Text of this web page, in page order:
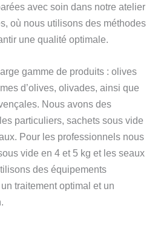
avec soin dans notre atelier
où nous utilisons des méthodes
une qualité optimale.
gamme de produits : olives
d’olives, olivades, ainsi que
Nous avons des
particuliers, sachets sous vide
Pour les professionnels nous
vide en 4 et 5 kg et les seaux
des équipements
traitement optimal et un